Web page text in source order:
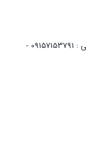
واحد پشتیبانی مشتریان : 05135092741 - واحد پشتیبانی : 09157153791 -